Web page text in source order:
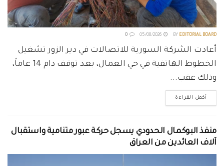
BY EDITORIAL BOARD
أعادت الشركة السورية للاتصالات في دير الزور تشغيل
الخطوط الهاتفية في حي العمال، بعد توقف دام 14 عاماً،
وذلك عقب...
أكمل القراءة
منفذ البوكمال الحدودي يسجل حركة عبور متنامية واستقبال
آلاف العائدين من العراق